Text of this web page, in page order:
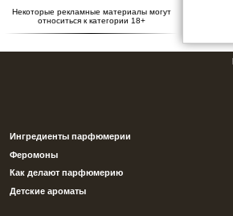
Некоторые рекламные материалы могут
относиться к категории 18+
Ингредиенты парфюмерии
Феромоны
Как делают парфюмерию
Детские ароматы